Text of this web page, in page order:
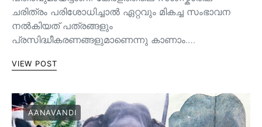
ചരിത്രം പരിശോധിച്ചാല്‍ ഏറ്റവും മികച്ച സംഭാവന
നല്‍കിയത് പത്രങ്ങളും
പ്രസിദ്ധീകരണങ്ങളുമാണെന്നു കാണാം.…
VIEW POST
AANAVANDI